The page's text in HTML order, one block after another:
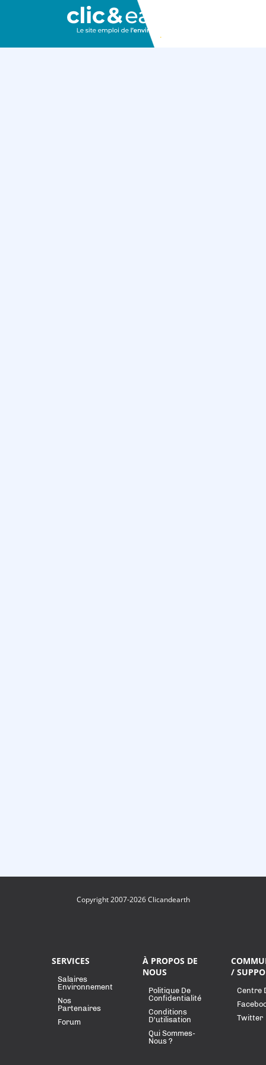
Copyright 2007-2026 Clicandearth
SERVICES
Salaires
Environnement
Nos
Partenaires
Forum
À PROPOS DE
NOUS
Politique De
Confidentialité
Conditions
D'utilisation
Qui Sommes-
Nous ?
/
Centre
Twitter